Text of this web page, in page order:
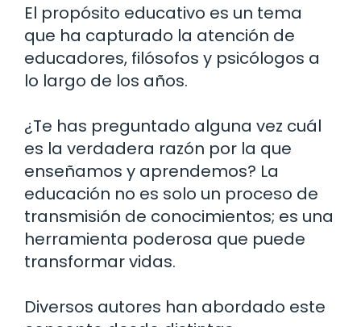
El propósito educativo es un tema
que ha capturado la atención de
educadores, filósofos y psicólogos a
lo largo de los años.
¿Te has preguntado alguna vez cuál
es la verdadera razón por la que
enseñamos y aprendemos? La
educación no es solo un proceso de
transmisión de conocimientos; es una
herramienta poderosa que puede
transformar vidas.
Diversos autores han abordado este